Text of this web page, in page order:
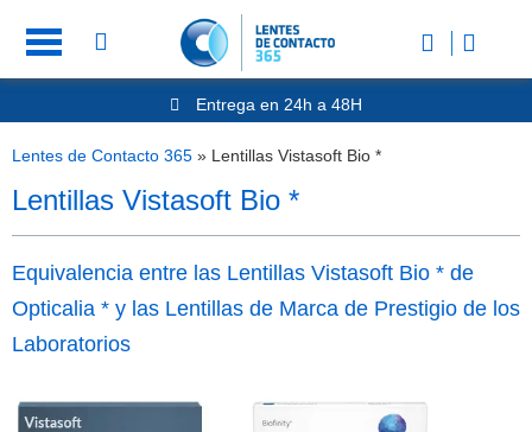
Entrega en 24h a 48H
-20% Gafas de Lectura
Nº1 en Opinión de los Clientes
Lentes de Contacto 365 » Lentillas Vistasoft Bio *
Lentillas Vistasoft Bio *
Equivalencia entre las Lentillas Vistasoft Bio * de
Opticalia * y las Lentillas de Marca de Prestigio de los
Laboratorios